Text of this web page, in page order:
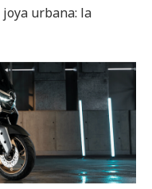
urbana: la